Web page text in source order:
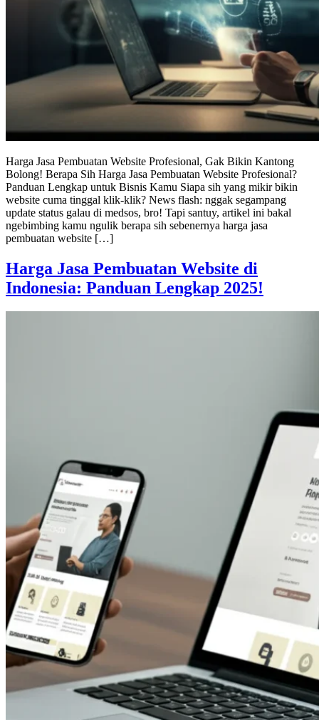
Harga Jasa Pembuatan Website Profesional, Gak Bikin Kantong
Bolong! Berapa Sih Harga Jasa Pembuatan Website Profesional?
Panduan Lengkap untuk Bisnis Kamu Siapa sih yang mikir bikin
website cuma tinggal klik-klik? News flash: nggak segampang
update status galau di medsos, bro! Tapi santuy, artikel ini bakal
ngebimbing kamu ngulik berapa sih sebenernya harga jasa
pembuatan website […]
Harga Jasa Pembuatan Website di
Indonesia: Panduan Lengkap 2025!